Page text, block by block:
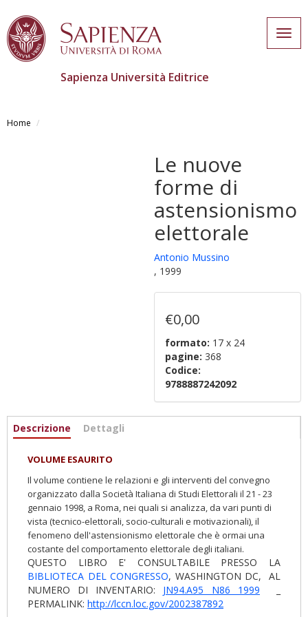
contenuto
Sapienza Università Editrice
Home
Le nuove
forme di
astensionismo
elettorale
Antonio Mussino
, 1999
€0,00
formato:
17 x 24
pagine: 368
Codice:
9788887242092
Informazioni
Descrizione (scheda
Dettagli
VOLUME ESAURITO
Il volume contiene le relazioni e gli interventi del convegno
organizzato dalla Società Italiana di Studi Elettorali il 21 - 23
gennaio 1998, a Roma, nei quali si analizza, da vari punti di
vista (tecnico-elettorali, socio-culturali e motivazionali), il
fenomeno dell'astensionismo elettorale che è ormai una
costante del comportamento elettorale degli italiani.
QUESTO LIBRO E' CONSULTABILE PRESSO LA
BIBLIOTECA DEL CONGRESSO, WASHINGTON DC, AL
NUMERO DI INVENTARIO:
JN94.A95 N86 1999
PERMALINK: http://lccn.loc.gov/2002387892